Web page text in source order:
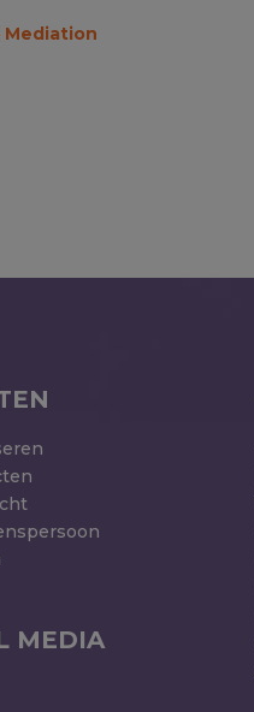
Mediation
MEDIA